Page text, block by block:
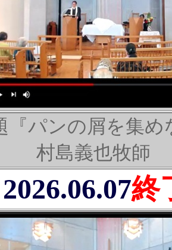
『パンの屑を集め
村島義也牧師
2026.06.07終